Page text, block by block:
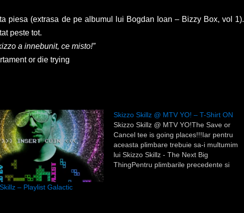
piesa (extrasa de pe albumul lui Bogdan Ioan – Bizzy Box, vol 1).
peste tot.
a innebunit, ce misto!”
or die trying
– Playlist Galactic
Skizzo Skillz @ MTV YO! – T-Shirt ON
Skizzo Skillz @ MTV YO!The Save or
Cancel tee is going places!!!Iar pentru
aceasta plimbare trebuie sa-i multumim
lui Skizzo Skillz - The Next Big
ThingPentru plimbarile precedente si